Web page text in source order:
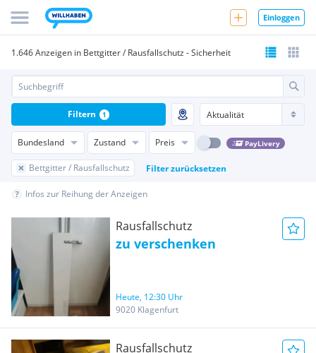
Einloggen
1.646 Anzeigen in Bettgitter / Rausfallschutz - Sicherheit
Bundesland Zustand Preis PayLivery
Bettgitter / Rausfallschutz Filter zurücksetzen
Filtern 1
Infos zur Reihung der Anzeigen
Rausfallschutz
zu verschenken
Heute, 12:30 Uhr
9020 Klagenfurt
Rausfallschutz